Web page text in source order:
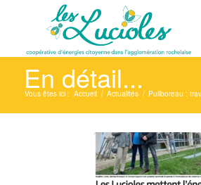
En détail...
Vous êtes ici : Accueil / Actualités / Puilboreau :